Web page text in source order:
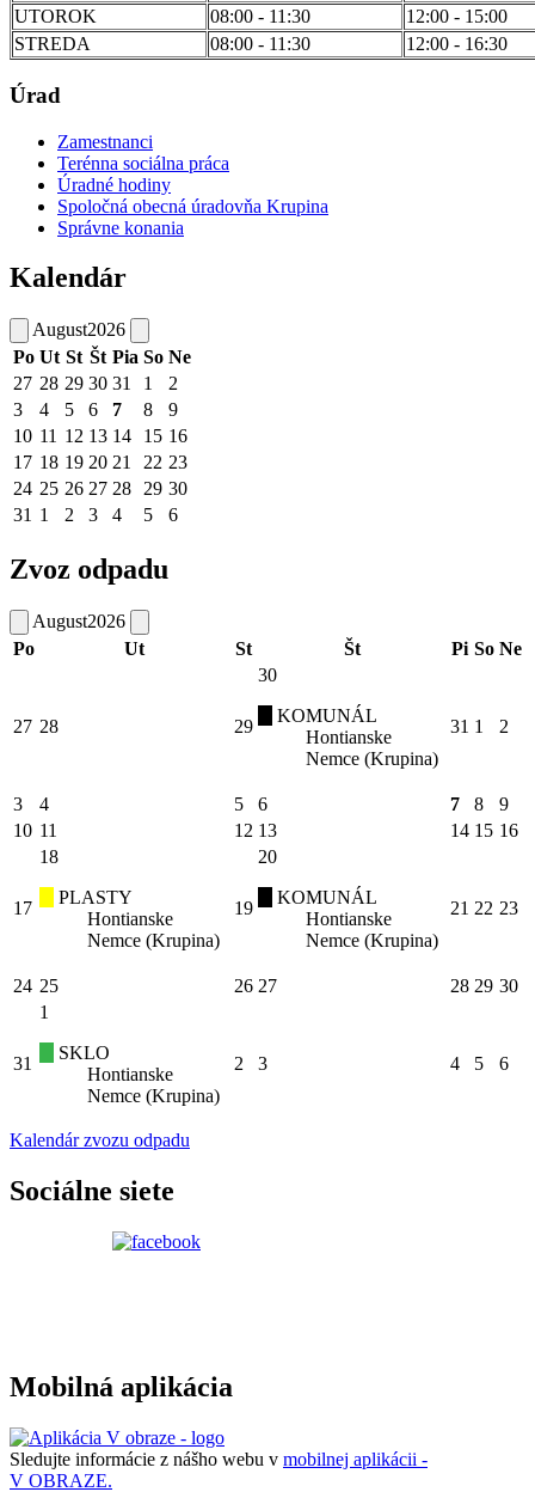
UTOROK 08:00 - 11:30
12:00 - 15:00
STREDA
08:00 - 11:30 12:00 - 16:30
Úrad
Zamestnanci
Terénna sociálna práca
Úradné hodiny
Spoločná obecná úradovňa Krupina
Správne konania
Kalendár
August2026
Po Ut St Št Pia So Ne
27 28 29 30 31 1
2
3
4 5 6 7 8
9
10 11 12 13 14 15 16
17 18 19 20 21 22 23
24 25 26 27 28 29 30
31 1 2 3 4 5 6
Zvoz odpadu
August2026
Po
Ut St Št Pi So Ne
27 28 29
30
KOMUNÁL
Hontianske
Nemce (Krupina)
31 1 2
3 4 5 6 7 8
9
10 11 12 13 14 15 16
17
18
PLASTY
Hontianske
Nemce (Krupina)
19
20
KOMUNÁL
Hontianske
Nemce (Krupina)
21 22 23
24 25 26 27 28 29 30
31
1
SKLO
Hontianske
Nemce (Krupina)
2 3 4 5 6
Kalendár zvozu odpadu
Sociálne siete
Mobilná aplikácia
Sledujte informácie z nášho webu v mobilnej aplikácii -
V OBRAZE.